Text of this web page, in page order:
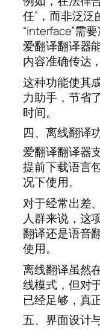
任”，而非泛泛
“interface”需
爱翻译翻译器
内容准确传达
这种功能使其
力助手，节省
时间。
四、离线翻译
爱翻译翻译器
提前下载语言
况下使用。
对于经常出差
人群来说，这
翻译还是语音
使用。
离线翻译虽然
线模式，但对
已经足够，真
五、界面设计